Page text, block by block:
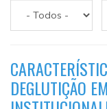
DEGLUTIÇÃO